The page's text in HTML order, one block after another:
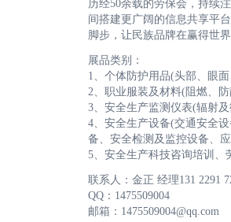
历经50余载的劳保会，持续
间搭建更广阔的信息共享平
脚步，让民族品牌在赢得世
展品类别：
1、个体防护用品(头部、眼
2、职业服装及材料(阻燃、
3、安全生产监测仪表(辐射
4、安全生产设备(交通安全
备、安全检测及监控设备、
5、安全生产科技咨询培训、
联系人：金正 经理131 2291
QQ：1475509004
邮箱：1475509004@qq.com